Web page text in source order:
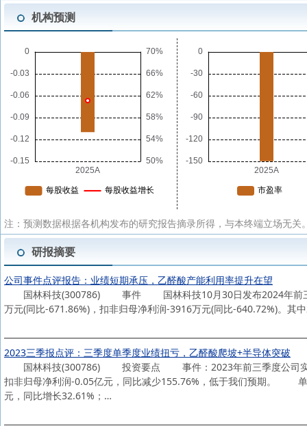
机构预测
注：预测数据根据各机构发布的研究报告摘录所得，与本终端立场无
研报摘要
公司事件点评报告：业绩短期承压，乙醛酸产能利用率提升在望
国林科技(300786) 事件 国林科技10月30日发布2024年前三季
万元(同比-671.86%)，扣非归母净利润-3916万元(同比-640.72%)。
2023三季报点评：三季度单季度业绩扭亏，乙醛酸爬坡+半导体突破
国林科技(300786) 投资要点 事件：2023年前三季度公司实现
扣非归母净利润-0.05亿元，同比减少155.76%，低于我们预期。 单
元，同比增长32.61%；…